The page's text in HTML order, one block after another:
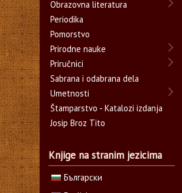
Obrazovna literatura
Periodika
Pomorstvo
Prirodne nauke
Priručnici
Sabrana i odabrana dela
Umetnosti
Štamparstvo - Katalozi izdanja
Josip Broz Tito
Knjige na stranim jezicima
Български